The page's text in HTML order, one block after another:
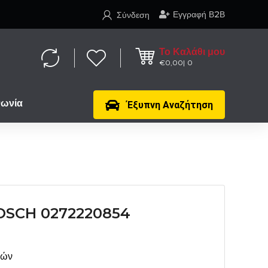
Εγγραφή Β2Β
Σύνδεση
Το Καλάθι μου
€0,00 0
Έξυπνη Αναζήτηση
0272220854